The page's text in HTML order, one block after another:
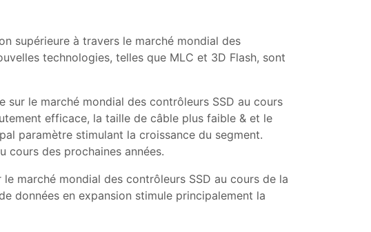
supérieure à travers le marché mondial des
technologies, telles que MLC et 3D Flash, sont
le marché mondial des contrôleurs SSD au cours
efficace, la taille de câble plus faible & et le
paramètre stimulant la croissance du segment.
cours des prochaines années.
marché mondial des contrôleurs SSD au cours de la
données en expansion stimule principalement la